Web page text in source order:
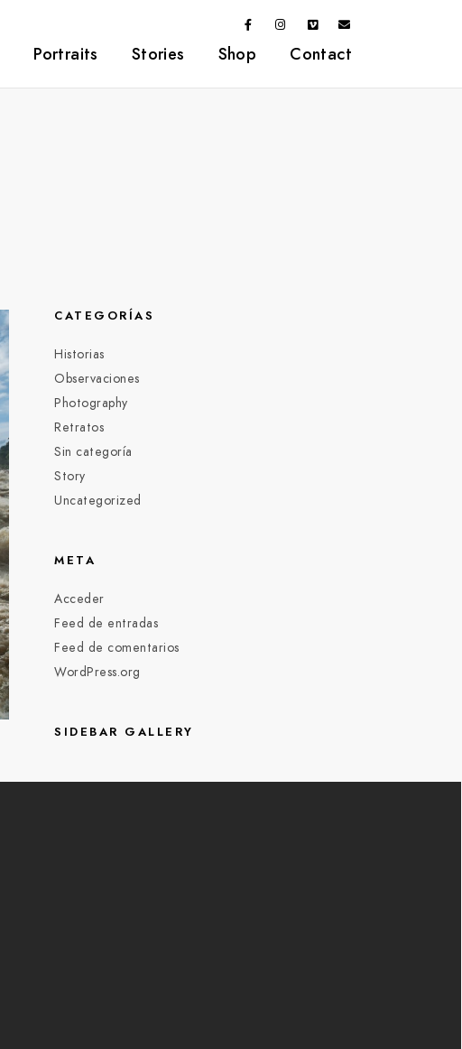
Portraits Stories Shop Contact
CATEGORÍAS
Historias
Observaciones
Photography
Retratos
Sin categoría
Story
Uncategorized
META
Acceder
Feed de entradas
Feed de comentarios
WordPress.org
SIDEBAR GALLERY